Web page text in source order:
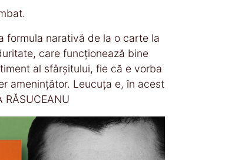
formula narativă de la o carte la
care funcționează bine
al sfârșitului, fie că e vorba
amenințător. Leucuța e, în acest